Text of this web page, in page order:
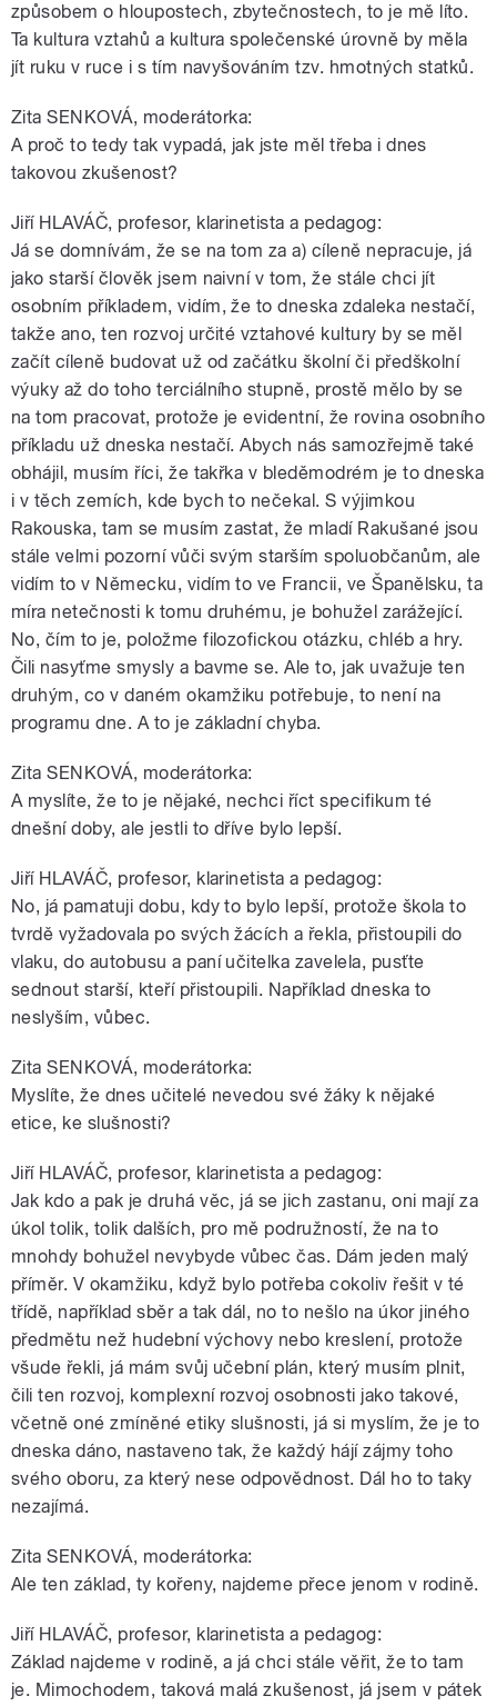
způsobem o hloupostech, zbytečnostech, to je mě líto.
Ta kultura vztahů a kultura společenské úrovně by měla
jít ruku v ruce i s tím navyšováním tzv. hmotných statků.
Zita SENKOVÁ, moderátorka:
A proč to tedy tak vypadá, jak jste měl třeba i dnes
takovou zkušenost?
Jiří HLAVÁČ, profesor, klarinetista a pedagog:
Já se domnívám, že se na tom za a) cíleně nepracuje, já
jako starší člověk jsem naivní v tom, že stále chci jít
osobním příkladem, vidím, že to dneska zdaleka nestačí,
takže ano, ten rozvoj určité vztahové kultury by se měl
začít cíleně budovat už od začátku školní či předškolní
výuky až do toho terciálního stupně, prostě mělo by se
na tom pracovat, protože je evidentní, že rovina osobního
příkladu už dneska nestačí. Abych nás samozřejmě také
obhájil, musím říci, že takřka v bleděmodrém je to dneska
i v těch zemích, kde bych to nečekal. S výjimkou
Rakouska, tam se musím zastat, že mladí Rakušané jsou
stále velmi pozorní vůči svým starším spoluobčanům, ale
vidím to v Německu, vidím to ve Francii, ve Španělsku, ta
míra netečnosti k tomu druhému, je bohužel zarážející.
No, čím to je, položme filozofickou otázku, chléb a hry.
Čili nasyťme smysly a bavme se. Ale to, jak uvažuje ten
druhým, co v daném okamžiku potřebuje, to není na
programu dne. A to je základní chyba.
Zita SENKOVÁ, moderátorka:
A myslíte, že to je nějaké, nechci říct specifikum té
dnešní doby, ale jestli to dříve bylo lepší.
Jiří HLAVÁČ, profesor, klarinetista a pedagog:
No, já pamatuji dobu, kdy to bylo lepší, protože škola to
tvrdě vyžadovala po svých žácích a řekla, přistoupili do
vlaku, do autobusu a paní učitelka zavelela, pusťte
sednout starší, kteří přistoupili. Například dneska to
neslyším, vůbec.
Zita SENKOVÁ, moderátorka:
Myslíte, že dnes učitelé nevedou své žáky k nějaké
etice, ke slušnosti?
Jiří HLAVÁČ, profesor, klarinetista a pedagog:
Jak kdo a pak je druhá věc, já se jich zastanu, oni mají za
úkol tolik, tolik dalších, pro mě podružností, že na to
mnohdy bohužel nevybyde vůbec čas. Dám jeden malý
příměr. V okamžiku, když bylo potřeba cokoliv řešit v té
třídě, například sběr a tak dál, no to nešlo na úkor jiného
předmětu než hudební výchovy nebo kreslení, protože
všude řekli, já mám svůj učební plán, který musím plnit,
čili ten rozvoj, komplexní rozvoj osobnosti jako takové,
včetně oné zmíněné etiky slušnosti, já si myslím, že je to
dneska dáno, nastaveno tak, že každý hájí zájmy toho
svého oboru, za který nese odpovědnost. Dál ho to taky
nezajímá.
Zita SENKOVÁ, moderátorka:
Ale ten základ, ty kořeny, najdeme přece jenom v rodině.
Jiří HLAVÁČ, profesor, klarinetista a pedagog:
Základ najdeme v rodině, a já chci stále věřit, že to tam
je. Mimochodem, taková malá zkušenost, já jsem v pátek